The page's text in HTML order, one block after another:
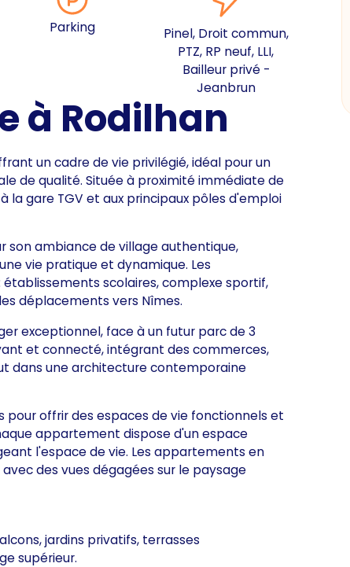
Parking
Pinel, Droit commun,
PTZ, RP neuf, LLI,
Bailleur privé -
Jeanbrun
à Rodilhan
un cadre de vie privilégié, idéal pour un
de qualité. Située à proximité immédiate de
la gare TGV et aux principaux pôles d'emploi
son ambiance de village authentique,
vie pratique et dynamique. Les
scolaires, complexe sportif,
déplacements vers Nîmes.
exceptionnel, face à un futur parc de 3
et connecté, intégrant des commerces,
dans une architecture contemporaine
pour offrir des espaces de vie fonctionnels et
appartement dispose d'un espace
l'espace de vie. Les appartements en
des vues dégagées sur le paysage
jardins privatifs, terrasses
supérieur.